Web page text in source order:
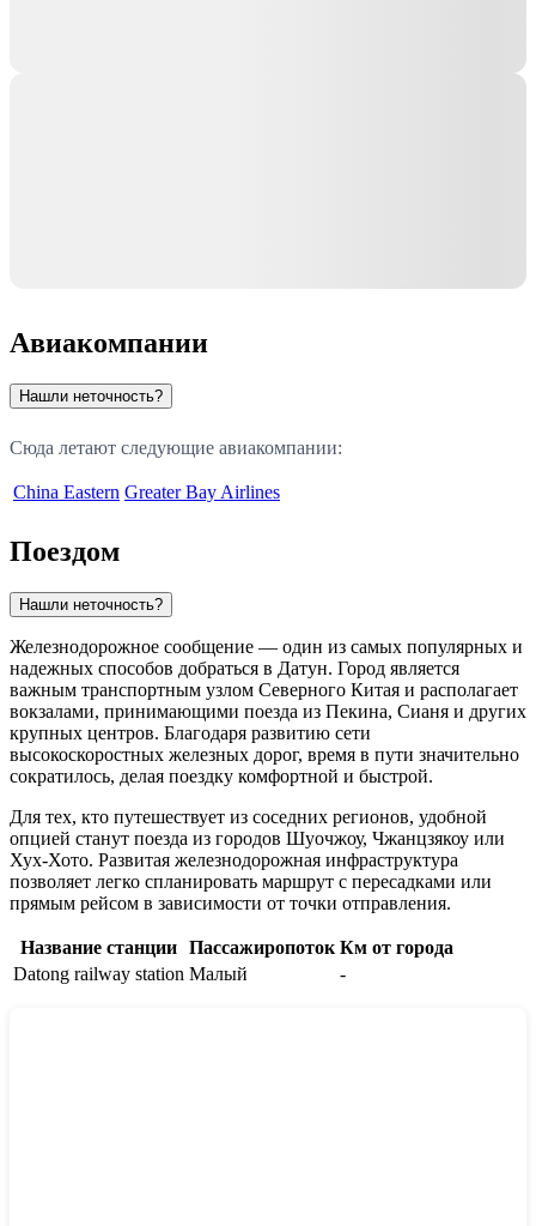
Авиакомпании
Нашли неточность?
Сюда летают следующие авиакомпании:
China Eastern Greater Bay Airlines
Поездом
Нашли неточность?
Железнодорожное сообщение — один из самых популярных и
надежных способов добраться в Датун. Город является
важным транспортным узлом Северного Китая и располагает
вокзалами, принимающими поезда из Пекина, Сианя и других
крупных центров. Благодаря развитию сети
высокоскоростных железных дорог, время в пути значительно
сократилось, делая поездку комфортной и быстрой.
Для тех, кто путешествует из соседних регионов, удобной
опцией станут поезда из городов Шуочжоу, Чжанцзякоу или
Хух-Хото. Развитая железнодорожная инфраструктура
позволяет легко спланировать маршрут с пересадками или
прямым рейсом в зависимости от точки отправления.
Название станции Пассажиропоток Км от города
Datong railway station Малый -